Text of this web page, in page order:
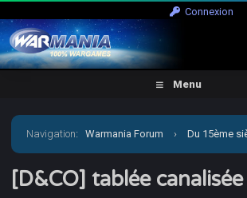
Connexion
Menu
Navigation:Warmania Forum › Du 15ème
› Moderne - Imaginaire › Carnevale ›
[D&CO] tablée